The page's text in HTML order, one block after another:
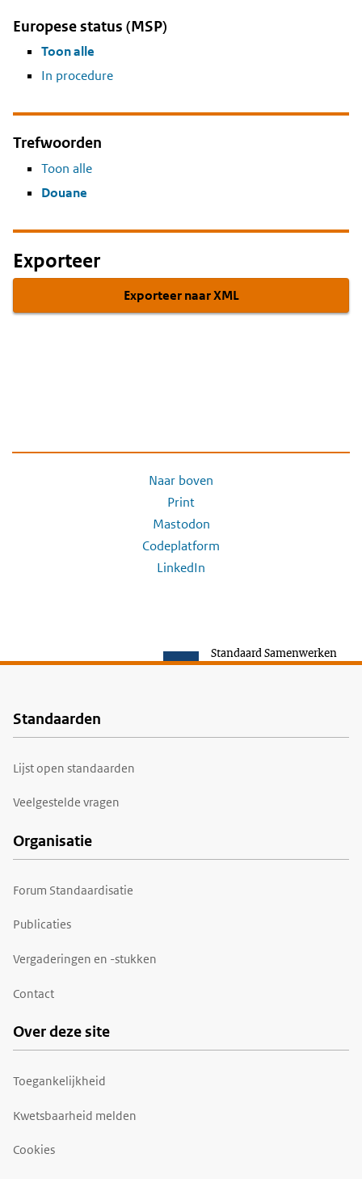
Europese status (MSP)
Toon alle
In procedure
Trefwoorden
Toon alle
Douane
Exporteer
Exporteer naar XML
Naar boven
Print
Mastodon
Codeplatform
LinkedIn
Standaard Samenwerken
Voet
Standaarden
Lijst open standaarden
Veelgestelde vragen
Organisatie
Forum Standaardisatie
Publicaties
Vergaderingen en -stukken
Contact
Over deze site
Toegankelijkheid
Kwetsbaarheid melden
Cookies